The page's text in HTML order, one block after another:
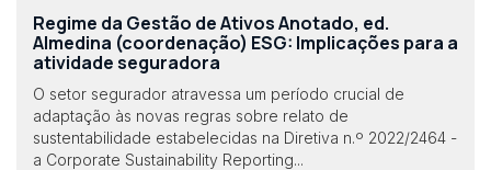
Regime da Gestão de Ativos Anotado, ed.
Almedina (coordenação) ESG: Implicações para a
atividade seguradora
O setor segurador atravessa um período crucial de
adaptação às novas regras sobre relato de
sustentabilidade estabelecidas na Diretiva n.º 2022/2464 -
a Corporate Sustainability Reporting...